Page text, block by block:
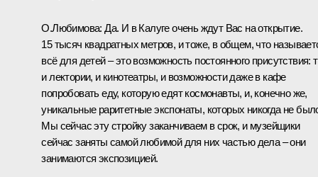
О.Любимова: Да. И в Калуге очень ждут Вас на открытие.
15 тысяч квадратных метров, и тоже, в общем, что
всё для детей – это возможность постоянного присутствия:
и лектории, и кинотеатры, и возможности даже в кафе
попробовать еду, которую едят космонавты, и, конечно же,
уникальные раритетные экспонаты, которых никогда не
Мы сейчас эту стройку заканчиваем в срок, и музейщики
сейчас заняты самой любимой для них частью дела – они
занимаются экспозицией.